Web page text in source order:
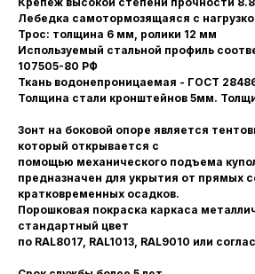
Лебедка самотормозящаяся с
Трос: толщина 6 мм, ролики 12 мм
Используемый стальной профиль
107505-80 РФ
Ткань водонепроницаемая - ГОСТ
Толщина стали кронштейнов 5мм.
Зонт на боковой опоре является
который открывается с
помощью механического подъема
предназначен для укрытия от прямых
кратковременных осадков.
Порошковая покраска каркаса
стандартный цвет
по RAL8017, RAL1013, RAL9010 или